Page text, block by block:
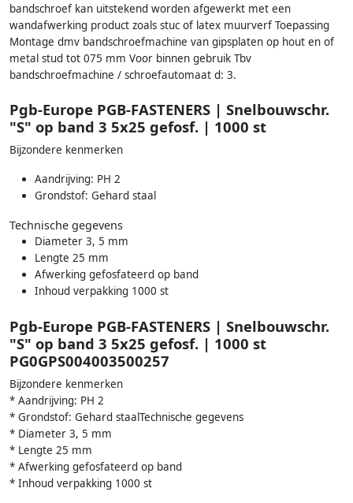
bandschroef kan uitstekend worden afgewerkt met een
wandafwerking product zoals stuc of latex muurverf Toepassing
Montage dmv bandschroefmachine van gipsplaten op hout en of
metal stud tot 075 mm Voor binnen gebruik Tbv
bandschroefmachine / schroefautomaat d: 3.
Pgb-Europe PGB-FASTENERS | Snelbouwschr.
"S" op band 3 5x25 gefosf. | 1000 st
Bijzondere kenmerken
Aandrijving: PH 2
Grondstof: Gehard staal
Technische gegevens
Diameter 3, 5 mm
Lengte 25 mm
Afwerking gefosfateerd op band
Inhoud verpakking 1000 st
Pgb-Europe PGB-FASTENERS | Snelbouwschr.
"S" op band 3 5x25 gefosf. | 1000 st
PG0GPS004003500257
Bijzondere kenmerken
* Aandrijving: PH 2
* Grondstof: Gehard staalTechnische gegevens
* Diameter 3, 5 mm
* Lengte 25 mm
* Afwerking gefosfateerd op band
* Inhoud verpakking 1000 st